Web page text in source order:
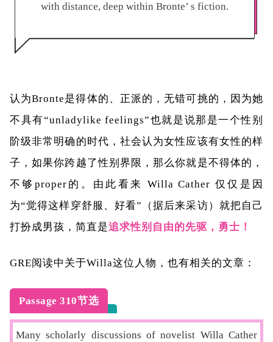
with distance, deep within Bronte’ s fiction.
认为Bronte是得体的、正派的，无错可挑的，因为她
不具有“unladylike feelings”也就是说那是一个性别
阶级非常明确的时代，社会认为女性应该有女性的样
子，如果你跨越了性别界限，那么你就是不得体的，
不够 proper 的。由此看来 Willa Cather 仅仅是因
为“觉得这样穿舒服、好看”
（据后来采访）就把自己
打扮成男孩，简直是追求性别自由的先驱，勇士！
GRE阅读中关于Willa这位人物，也有相关的文章：
Passage 310节选
Many scholarly discussions of novelist Willa Cather